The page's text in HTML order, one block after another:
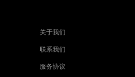
关于我们
联系我们
服务协议